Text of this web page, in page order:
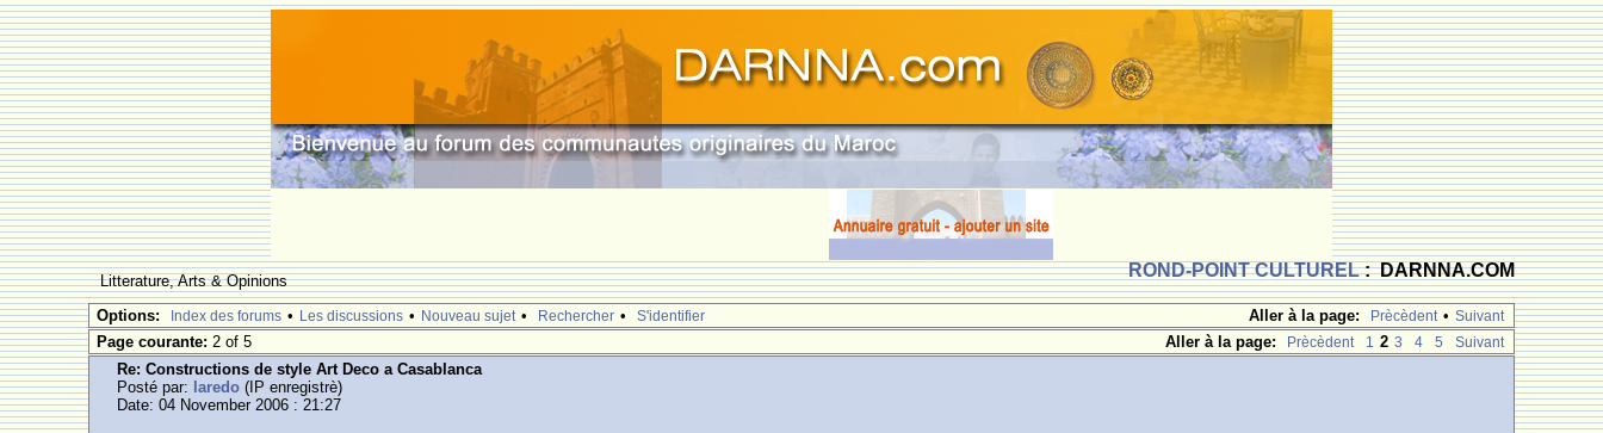
ROND-POINT CULTUREL: DARNNA.COM
Litterature, Arts & Opinions
Aller à la page:
Prècèdent • Suivant
Options: Index des forums • Les discussions • Nouveau sujet • Rechercher • S'identifier
Aller à la page: Prècèdent 1 2 3 4 5 Suivant
Page courante:2 of 5
Re: Constructions de style Art Deco a Casablanca
Posté par: laredo (IP enregistrè)
Date: 04 November 2006 : 21:27